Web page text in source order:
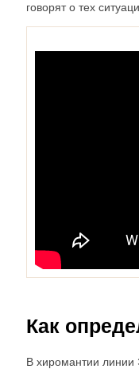
говорят о тех
Как
В хиромантии линии